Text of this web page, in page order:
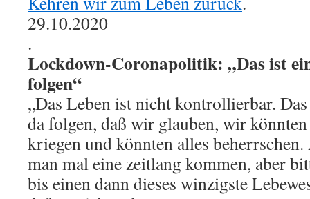
29.10.2020
.
Lockdown-Coronapolitik: „Das ist
folgen“
„Das Leben ist nicht kontrollierbar.
da folgen, daß wir glauben, wir
kriegen und könnten alles
man mal eine zeitlang kommen, aber
bis einen dann dieses winzigste